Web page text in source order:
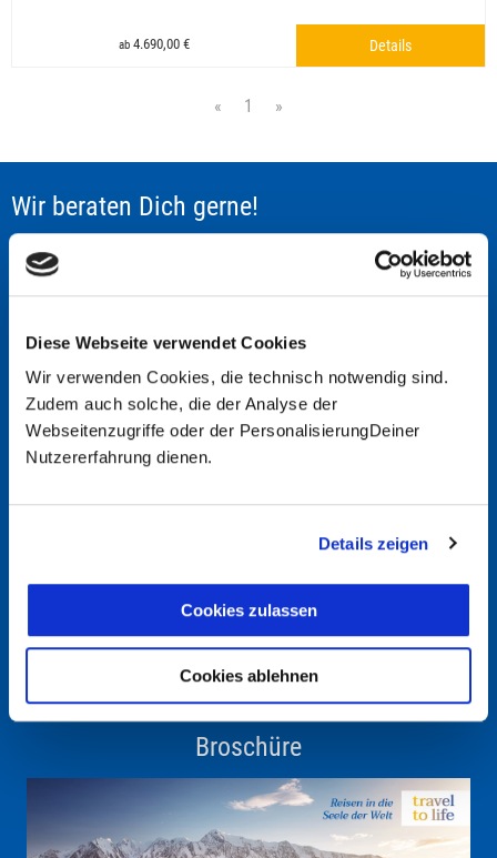
Diese Webseite verwendet Cookies
Wir verwenden Cookies, die technisch notwendig sind.
Zudem auch solche, die der Analyse der
Webseitenzugriffe oder der PersonalisierungDeiner
Nutzererfahrung dienen.
Details zeigen
Cookies zulassen
Cookies ablehnen
ab 4.690,00 € Details
« 1 »
Wir beraten Dich gerne!
TRAVEL TO LIFE
Schwabstraße 22
Eleonorenstraße 18
30449 Hannover
Tel.: +49 (0)511 - 35 39 32 56
Unser Newsletter erscheint alle 1-2 Monate mit Hintergrundinformationen zu
neue Reiseabenteuer, persönliche Glücksmomente und attraktive Angebote.
Vielen Dank für Ihre Anmeldung. Sie erhalten noch eine Bestätigungs-Email
bevor Sie unsere aktuellen News regelmäßig erhalten.
Broschüre